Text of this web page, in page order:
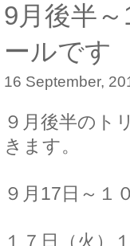
9月後半
ールです
16 September,
９月後半のト
きます。
９月17日～１
１７日（火）